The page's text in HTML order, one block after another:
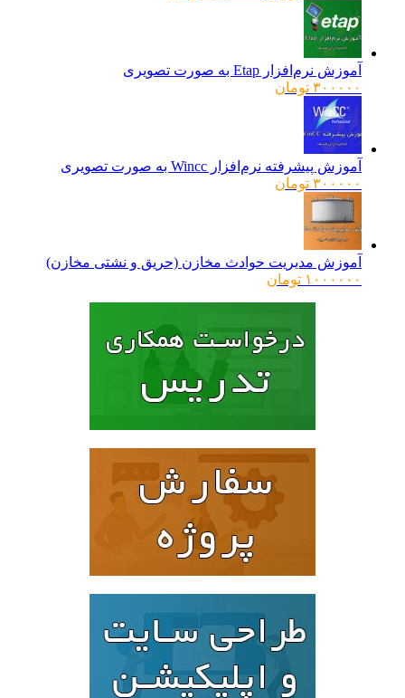
آموزش نرم‌افزار Etap به صورت تصویری
۳۰۰۰۰۰ تومان
آموزش پیشرفته نرم‌افزار Wincc به صورت تصویری
۳۰۰۰۰۰ تومان
آموزش مدیریت حوادث مخازن (حریق و نشتی مخازن)
۱۰۰۰۰۰۰ تومان